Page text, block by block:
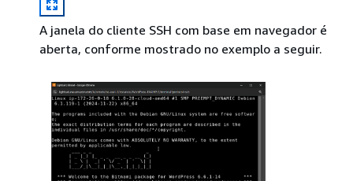
A janela do cliente SSH com base em navegador é
aberta, conforme mostrado no exemplo a seguir.